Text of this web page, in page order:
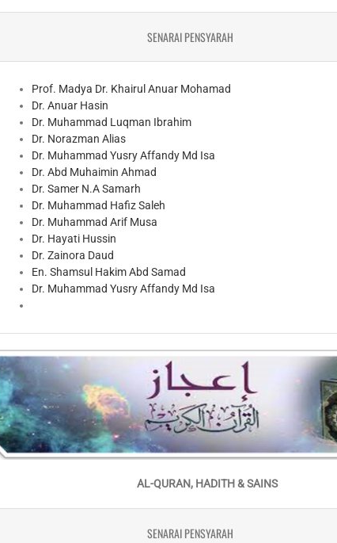
SENARAI PENSYARAH
Prof. Madya Dr. Khairul Anuar Mohamad
Dr. Anuar Hasin
Dr. Muhammad Luqman Ibrahim
Dr. Norazman Alias
Dr. Muhammad Yusry Affandy Md Isa
Dr. Abd Muhaimin Ahmad
Dr. Samer N.A Samarh
Dr. Muhammad Hafiz Saleh
Dr. Muhammad Arif Musa
Dr. Hayati Hussin
Dr. Zainora Daud
En. Shamsul Hakim Abd Samad
Dr. Muhammad Yusry Affandy Md Isa
AL-QURAN, HADITH & SAINS
SENARAI PENSYARAH